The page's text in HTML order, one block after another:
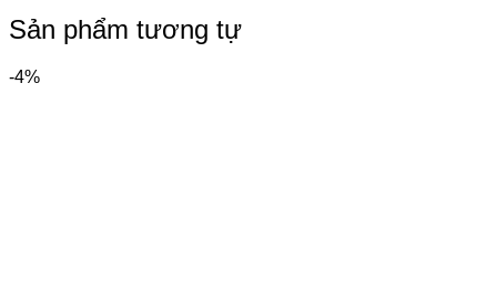
Sản phẩm tương tự
-4%